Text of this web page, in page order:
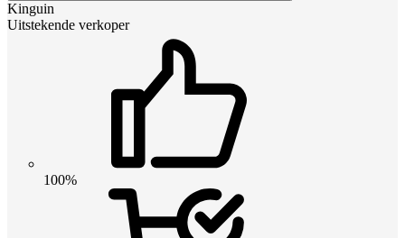
Kinguin
Uitstekende verkoper
100%